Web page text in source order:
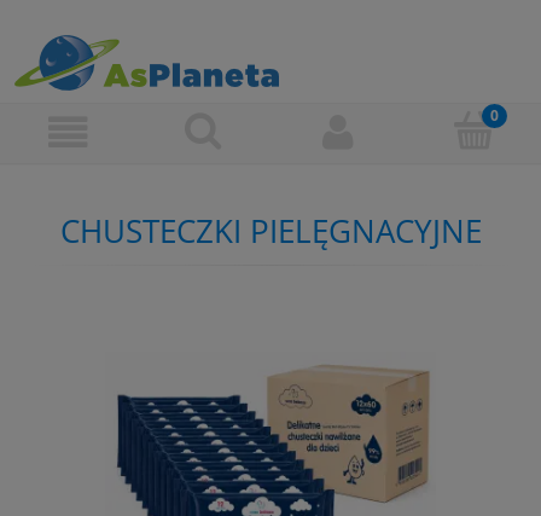
CHUSTECZKI PIELĘGNACYJNE